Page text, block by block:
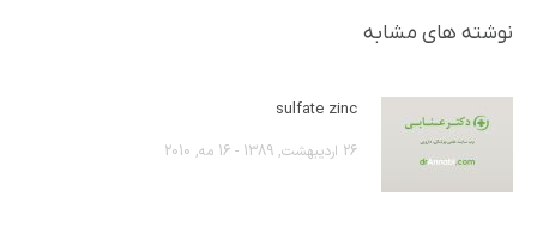
نوشته های مشابه
sulfate zinc
26 اردیبهشت, 1389 - 16 مه, 2010